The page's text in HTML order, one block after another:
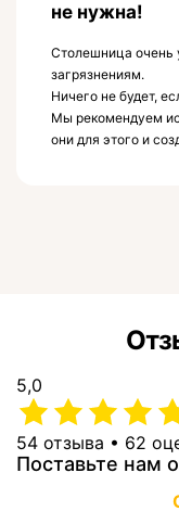
не нужна!
Столешница очень
загрязнениям.
Ничего не будет,
Мы рекомендуем
они для этого и
5,0
54 отзыва • 62
Поставьте нам